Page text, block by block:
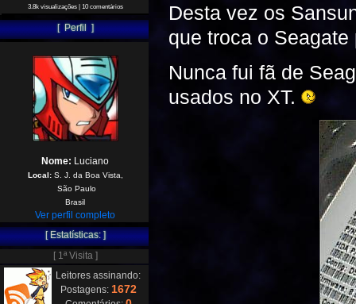
Desta vez os
que troca o
Nunca fui fã de
usados no XT.
3.8k visualizações| 10 comentários
[ Perfil ]
Nome: Luciano
Local:S. J. da Boa Vista,
São Paulo
Brasil
Ver perfil completo
[ Estatísticas: ]
[ 1ª Visita ]
Leitores assinando:
Postagens: 1672